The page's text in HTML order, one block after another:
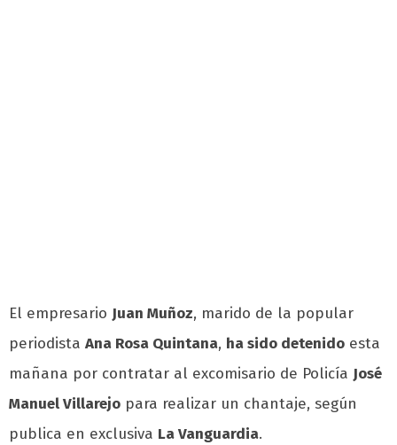
El empresario Juan Muñoz, marido de la popular
periodista Ana Rosa Quintana, ha sido detenido esta
mañana por contratar al excomisario de Policía José
Manuel Villarejo para realizar un chantaje, según
publica en exclusiva La Vanguardia.